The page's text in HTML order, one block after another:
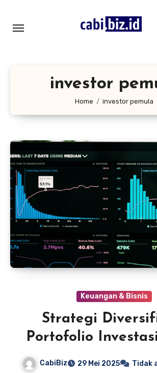
konten
investor
Home investor pemula
Keuangan & Bisnis
Strategi
Portofolio
CabiBiz 29 Mei 2025 Tidak